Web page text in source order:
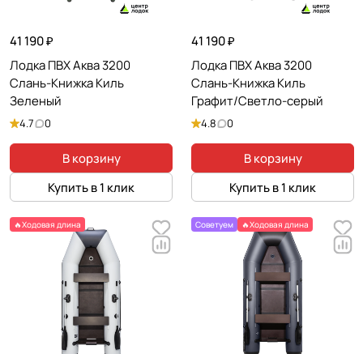
41 190 ₽
Лодка ПВХ Аква 3200
Слань-Книжка Киль
Зеленый
4.7 0
В корзину
Купить в 1 клик
41 190 ₽
Лодка ПВХ Аква 3200
Слань-Книжка Киль
Графит/Светло-серый
4.8 0
В корзину
Купить в 1 клик
🔥Ходовая длина Советуем 🔥Ходовая длина